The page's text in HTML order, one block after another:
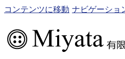
コンテンツに移動 ナビゲーショ